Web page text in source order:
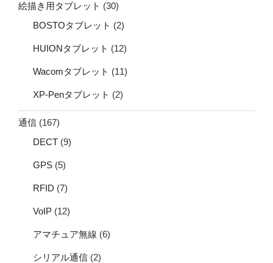
絵描き用タブレット (30)
BOSTOタブレット (2)
HUIONタブレット (12)
Wacomタブレット (11)
XP-Penタブレット (2)
通信 (167)
DECT (9)
GPS (5)
RFID (7)
VoIP (12)
アマチュア無線 (6)
シリアル通信 (2)